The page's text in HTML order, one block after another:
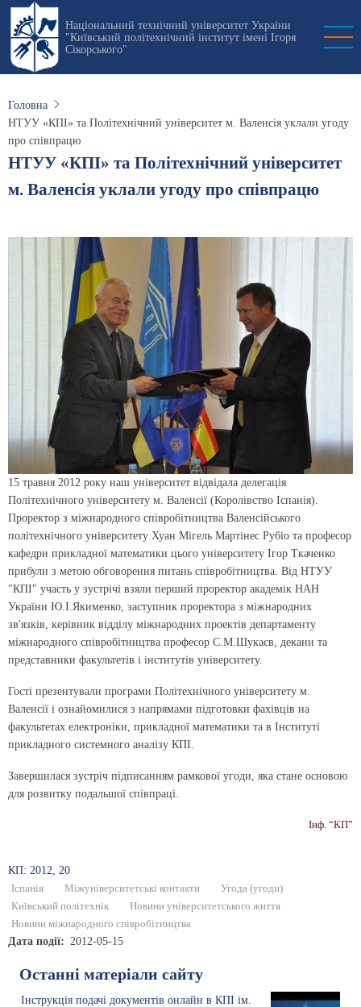
Перейти
основного
вмісту
Національний технічний університет України
"Київський політехнічний інститут імені Ігоря
Сікорського"
Головна
НТУУ «КПІ» та Політехнічний університет м. Валенсія уклали угоду
про співпрацю
НТУУ «КПІ» та Політехнічний університет
м. Валенсія уклали угоду про співпрацю
15 травня 2012 року наш університет відвідала делегація
Політехнічного університету м. Валенсії (Королівство Іспанія).
Проректор з міжнародного співробітництва Валенсійського
політехнічного університету Хуан Мігель Мартінес Рубіо та професор
кафедри прикладної математики цього університету Ігор Ткаченко
прибули з метою обговорення питань співробітництва. Від НТУУ
"КПІ" участь у зустрічі взяли перший проректор академік НАН
України Ю.І.Якименко, заступник проректора з міжнародних
зв'язків, керівник відділу міжнародних проектів департаменту
міжнародного співробітництва професор С.М.Шукаєв, декани та
представники факультетів і інститутів університету.
Гості презентували програми Політехнічного університету м.
Валенсії і ознайомилися з напрямами підготовки фахівців на
факультетах електроніки, прикладної математики та в Інституті
прикладного системного аналізу КПІ.
Завершилася зустріч підписанням рамкової угоди, яка стане основою
для розвитку подальшої співпраці.
Інф. “КП”
КП: 2012, 20
Іспанія Міжуніверситетські контакти
Угода (угоди)
Київський політехнік
Новини університетського життя
Новини міжнародного співробітництва
Дата події 2012-05-15
Останні матеріали сайту
Інструкція подачі документів онлайн в КПІ ім.